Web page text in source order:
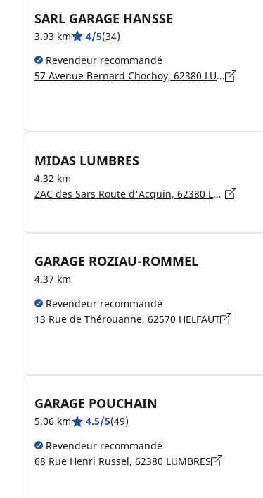
SARL GARAGE HANSSE
3.93 km 4/5(34)
Revendeur recommandé
57 Avenue Bernard Chochoy, 62380 LUMBRES
MIDAS LUMBRES
4.32 km
ZAC des Sars Route d'Acquin, 62380 LUMBRES
GARAGE ROZIAU-ROMMEL
4.37 km
Revendeur recommandé
13 Rue de Thérouanne, 62570 HELFAUT
GARAGE POUCHAIN
5.06 km 4.5/5(49)
Revendeur recommandé
68 Rue Henri Russel, 62380 LUMBRES